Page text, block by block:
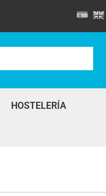
HOSTELERÍA